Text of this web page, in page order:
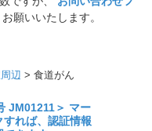
願いいたします。
辺 > 食道がん